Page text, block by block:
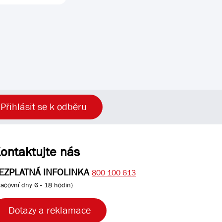
Přihlásit se k odběru
nás
INFOLINKA 800 100 613
dny 6 - 18 hodin)
Dotazy a reklamace